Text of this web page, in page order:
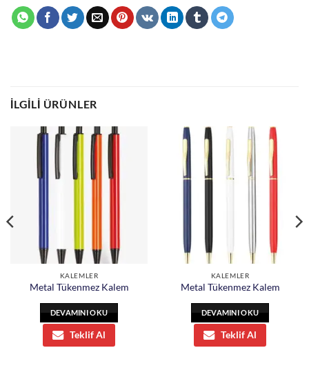
İLGILI ÜRÜNLER
KALEMLER
Metal Tükenmez Kalem
DEVAMINI OKU
Teklif Al
KALEMLER
Metal Tükenmez Kalem
DEVAMINI OKU
Teklif Al